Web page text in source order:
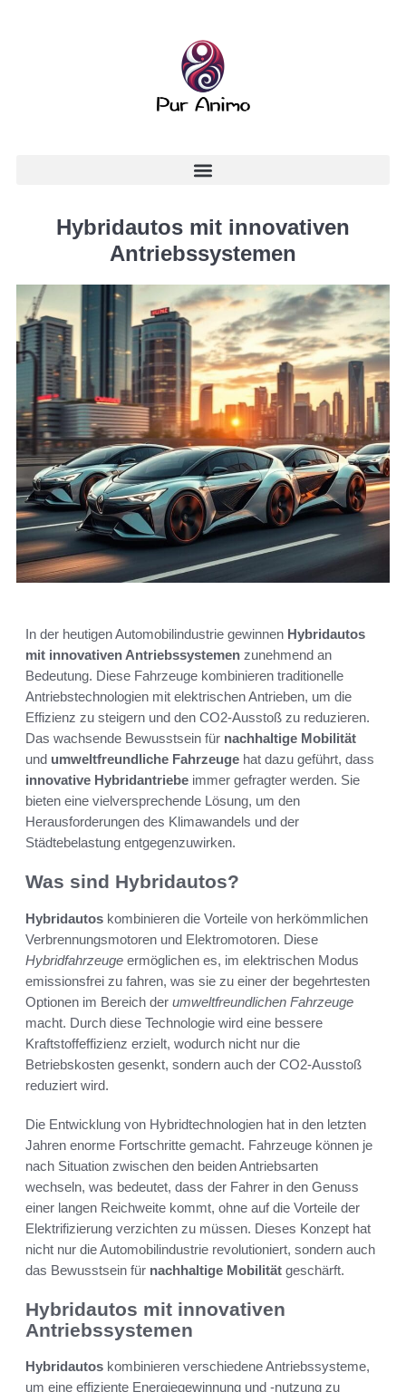
Hybridautos mit innovativen
Antriebssystemen
In der heutigen Automobilindustrie gewinnen Hybridautos
mit innovativen Antriebssystemen zunehmend an
Bedeutung. Diese Fahrzeuge kombinieren traditionelle
Antriebstechnologien mit elektrischen Antrieben, um die
Effizienz zu steigern und den CO2-Ausstoß zu reduzieren.
Das wachsende Bewusstsein für nachhaltige Mobilität
und umweltfreundliche Fahrzeuge hat dazu geführt, dass
innovative Hybridantriebe immer gefragter werden. Sie
bieten eine vielversprechende Lösung, um den
Herausforderungen des Klimawandels und der
Städtebelastung entgegenzuwirken.
Was sind Hybridautos?
Hybridautos kombinieren die Vorteile von herkömmlichen
Verbrennungsmotoren und Elektromotoren. Diese
Hybridfahrzeuge ermöglichen es, im elektrischen Modus
emissionsfrei zu fahren, was sie zu einer der begehrtesten
Optionen im Bereich der umweltfreundlichen Fahrzeuge
macht. Durch diese Technologie wird eine bessere
Kraftstoffeffizienz erzielt, wodurch nicht nur die
Betriebskosten gesenkt, sondern auch der CO2-Ausstoß
reduziert wird.
Die Entwicklung von Hybridtechnologien hat in den letzten
Jahren enorme Fortschritte gemacht. Fahrzeuge können je
nach Situation zwischen den beiden Antriebsarten
wechseln, was bedeutet, dass der Fahrer in den Genuss
einer langen Reichweite kommt, ohne auf die Vorteile der
Elektrifizierung verzichten zu müssen. Dieses Konzept hat
nicht nur die Automobilindustrie revolutioniert, sondern auch
das Bewusstsein für nachhaltige Mobilität geschärft.
Hybridautos mit innovativen
Antriebssystemen
Hybridautos kombinieren verschiedene Antriebssysteme,
um eine effiziente Energiegewinnung und -nutzung zu